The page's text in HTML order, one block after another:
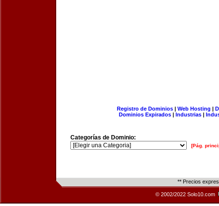
Registro de Dominios| Web Hosting |
Dominios Expirados | Industrias |
Categorías de Dominio:
[Pág.
** Precios
© 2002/2022 Solo10.com